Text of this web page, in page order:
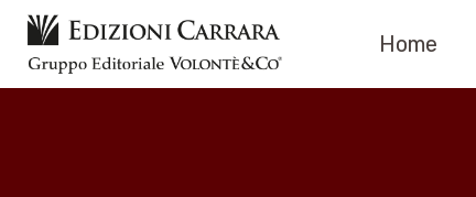
Salta
contenuto
Home